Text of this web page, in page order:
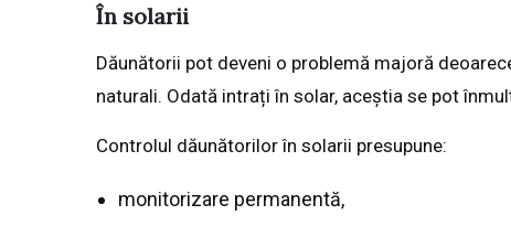
În solarii
Dăunătorii pot deveni o problemă majoră
naturali. Odată intrați în solar, aceștia se pot
Controlul dăunătorilor în solarii presupune:
monitorizare permanentă,